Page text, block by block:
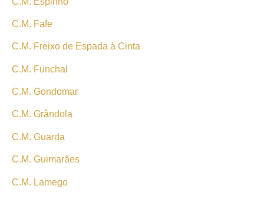
C.M. Fafe
C.M. Freixo de Espada à Cinta
C.M. Funchal
C.M. Gondomar
C.M. Grândola
C.M. Guarda
C.M. Guimarães
C.M. Lamego